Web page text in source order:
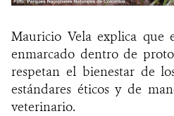
Mauricio Vela explica que
enmarcado dentro de
respetan el bienestar de
estándares éticos y de
veterinario.